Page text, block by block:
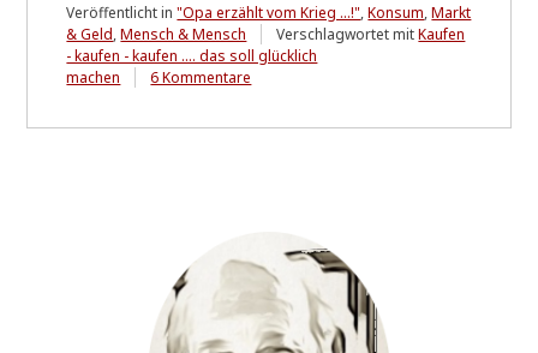
Veröffentlicht in"Opa erzählt vom Krieg ...!",Konsum,Markt
& Geld,Mensch & Mensch Verschlagwortet mitKaufen
- kaufen - kaufen .... das soll glücklich
machen
6 Kommentare
i
e